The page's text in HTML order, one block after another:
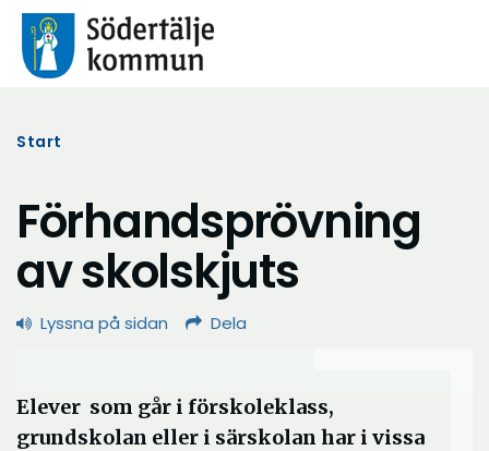
Start
Förhandsprövning
av skolskjuts
Lyssna på sidan Dela
Elever som går i förskoleklass,
grundskolan eller i särskolan har i vissa